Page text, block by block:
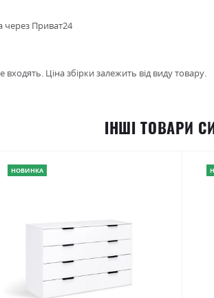
через Приват24
Ціна збірки залежить від виду товару.
ІНШІ ТОВАРИ
НОВИНКА